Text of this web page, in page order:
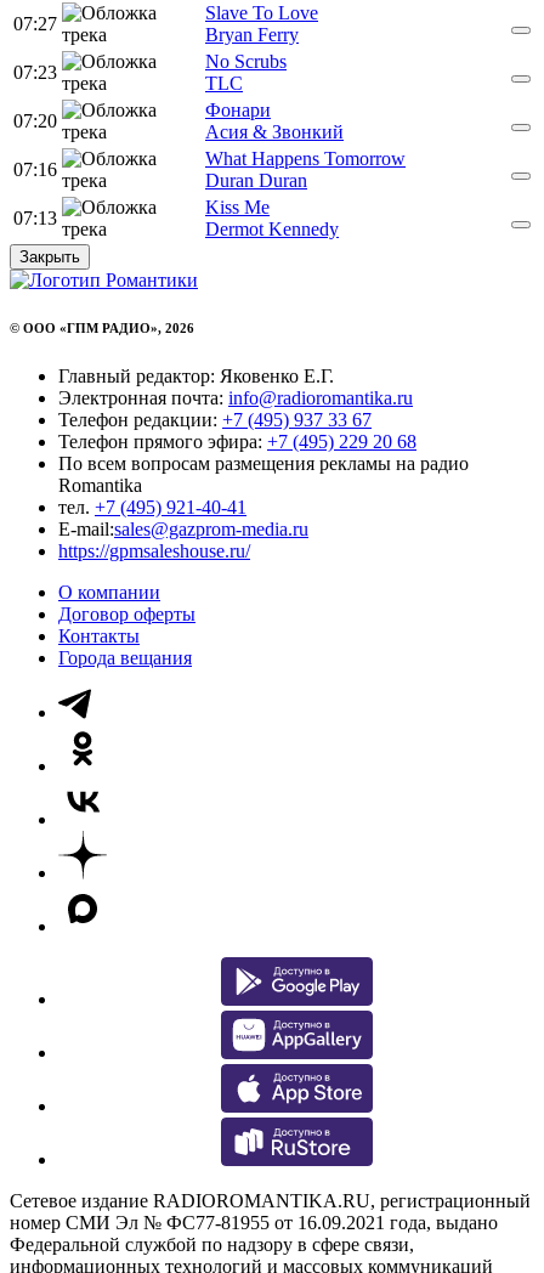
07:27
Slave To Love
Bryan Ferry
07:23
No Scrubs
TLC
07:20
Фонари
Асия & Звонкий
07:16
What Happens Tomorrow
Duran Duran
07:13
Kiss Me
Dermot Kennedy
Закрыть
© ООО «ГПМ РАДИО», 2026
Главный редактор: Яковенко Е.Г.
Электронная почта: info@radioromantika.ru
Телефон редакции: +7 (495) 937 33 67
Телефон прямого эфира: +7 (495) 229 20 68
По всем вопросам размещения рекламы на радио
Romantika
тел. +7 (495) 921-40-41
E-mail:sales@gazprom-media.ru
https://gpmsaleshouse.ru/
О компании
Договор оферты
Контакты
Города вещания
Сетевое издание RADIOROMANTIKA.RU, регистрационный
номер СМИ Эл № ФС77-81955 от 16.09.2021 года, выдано
Федеральной службой по надзору в сфере связи,
информационных технологий и массовых коммуникаций